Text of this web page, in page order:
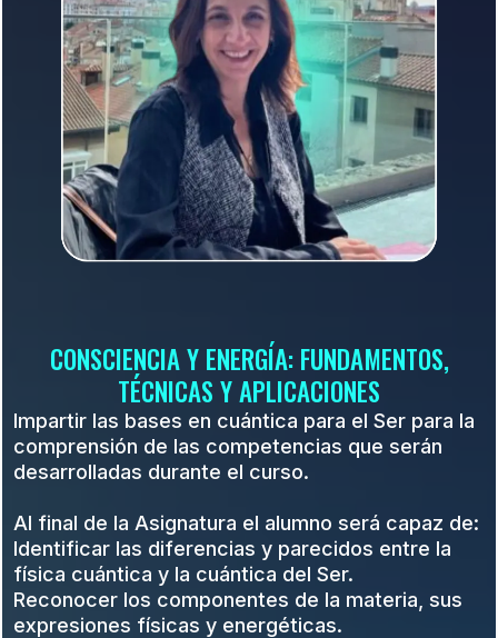
CONSCIENCIA Y ENERGÍA: FUNDAMENTOS,
TÉCNICAS Y APLICACIONES
Impartir las bases en cuántica para el Ser para la
comprensión de las competencias que serán
desarrolladas durante el curso.
Al final de la Asignatura el alumno será capaz de:
Identificar las diferencias y parecidos entre la
física cuántica y la cuántica del Ser.
Reconocer los componentes de la materia, sus
expresiones físicas y energéticas.